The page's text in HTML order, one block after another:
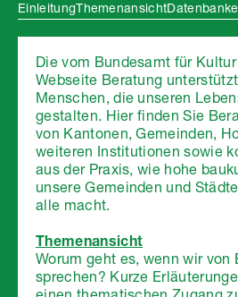
EinleitungThemenansicht
Die vom Bundesamt für
Webseite Beratung
Menschen, die unseren
gestalten. Hier finden Sie
von Kantonen, Gemeinden,
weiteren Institutionen sowie
aus der Praxis, wie hohe
unsere Gemeinden und
alle macht.
Themenansicht
Worum geht es, wenn wir von
sprechen? Kurze